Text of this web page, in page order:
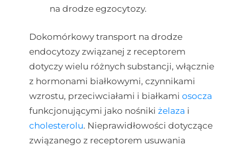
na drodze egzocytozy.
Dokomórkowy transport na drodze
endocytozy związanej z receptorem
dotyczy wielu różnych substancji, włącznie
z hormonami białkowymi, czynnikami
wzrostu, przeciwciałami i białkami osocza
funkcjonującymi jako nośniki żelaza i
cholesterolu. Nieprawidłowości dotyczące
związanego z receptorem usuwania